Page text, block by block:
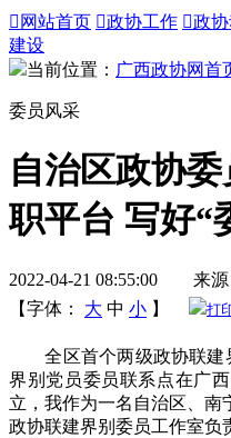
 网站首页 政协工作 政
建设
当前位置： 广西政协网首
委员风采
自治区政协
职平台 写好“
2022-04-21 08:55:00 来源
【字体：
大 中 小 】 打
全区首个两级政协联建
界别党员委员联系点在广
立，我作为一名自治区、南
政协联建界别委员工作室负